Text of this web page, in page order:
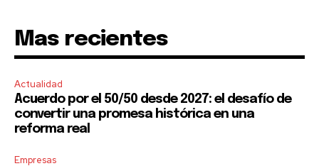
Mas recientes
Actualidad
Acuerdo por el 50/50 desde 2027: el desafío de
convertir una promesa histórica en una
reforma real
Empresas